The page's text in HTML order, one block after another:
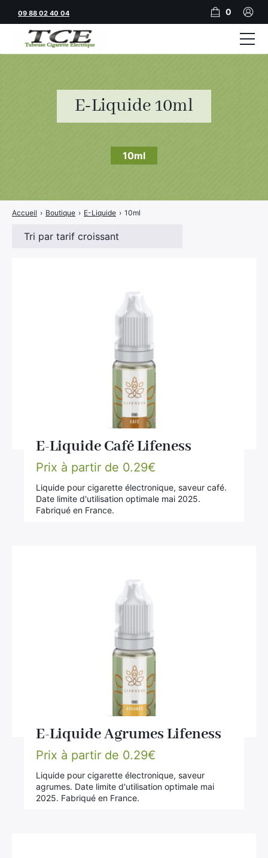
E-Liquide 10ml
10ml
Accueil › Boutique › E-Liquide › 10ml
E-Liquide Café Lifeness
Prix à partir de 0.29€
Liquide pour cigarette électronique, saveur café.
Date limite d'utilisation optimale mai 2025.
Fabriqué en France.
E-Liquide Agrumes Lifeness
Prix à partir de 0.29€
Liquide pour cigarette électronique, saveur
agrumes. Date limite d'utilisation optimale mai
2025. Fabriqué en France.
09 88 02 40 04 0
Booster E-Liquide
Salé